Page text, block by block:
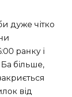
дуже чітко
ранку і
більше,
від